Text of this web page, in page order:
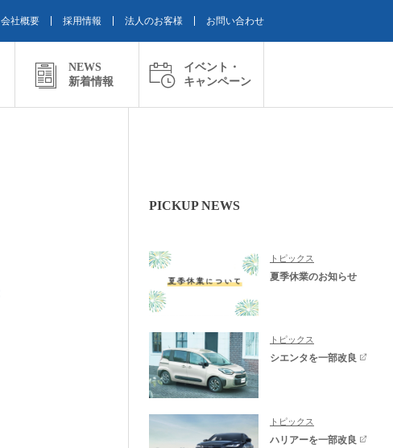
会社概要 採用情報 法人のお客様 お問い合わせ
NEWS
新着情報
イベント・
キャンペーン
PICKUP NEWS
トピックス
夏季休業のお知らせ
トピックス
シエンタを一部改良
トピックス
ハリアーを一部改良